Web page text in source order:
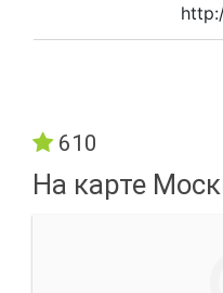
610
На карте